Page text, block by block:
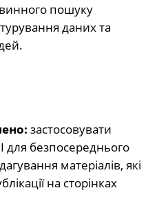
пошуку
даних та
застосовувати
для безпосереднього
матеріалів, які
на сторінках